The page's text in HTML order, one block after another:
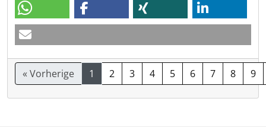
« Vorherige 1 2 3 4 5 6 7 8 9